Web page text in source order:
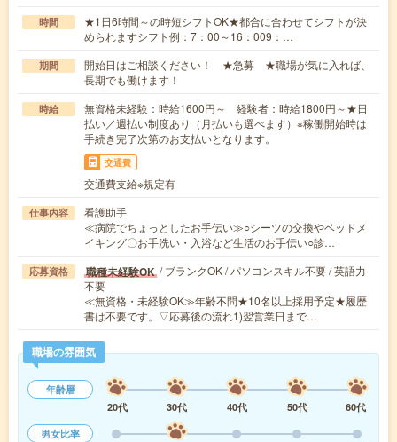
時間
★1日6時間～の時短シフトOK★都合に合わせてシフトが決
められますシフト例：7：00～16：009：…
期間
開始日はご相談ください！ ★急募 ★職場が気に入れば、
長期でも働けます！
時給
無資格未経験：時給1600円～ 経験者：時給1800円～★日
払い／週払い制度あり（月払いも選べます）※稼働開始時は
手続き完了次第のお支払いとなります。
交通費
交通費支給※規定有
仕事内容
看護助手
≪病院でちょっとしたお手伝い≫○シーツの交換やベッドメ
イキング〇お手洗い・入浴など生活のお手伝い○診…
応募資格 職種未経験OK / ブランクOK / パソコンスキル不要 / 英語力
不要
≪無資格・未経験OK≫年齢不問★10名以上採用予定★履歴
書は不要です。▽応募後の流れ1)翌営業日まで…
職場の雰囲気
年齢層
20代
30代 40代 50代
60代
男女比率